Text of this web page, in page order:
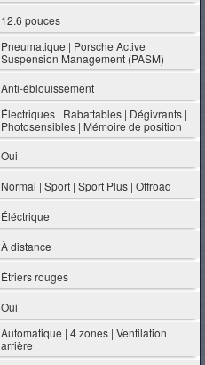
12.6 pouces
Pneumatique | Porsche Active
Suspension Management (PASM)
Anti-éblouissement
Électriques | Rabattables | Dégivrants |
Photosensibles | Mémoire de position
Oui
Normal | Sport | Sport Plus | Offroad
Éléctrique
À distance
Étriers rouges
Oui
Automatique | 4 zones | Ventilation
arrière